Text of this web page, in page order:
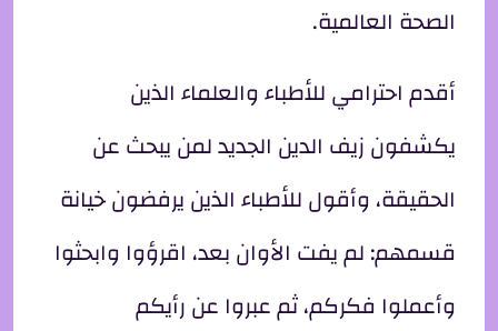
الصحة العالمية.
أقدم احترامي للأطباء والعلماء الذين
يكشفون زيف الدين الجديد لمن يبحث عن
الحقيقة، وأقول للأطباء الذين يرفضون خيانة
قسمهم: لم يفت الأوان بعد، اقرؤوا وابحثوا
وأعملوا فكركم، ثم عبروا عن رأيكم